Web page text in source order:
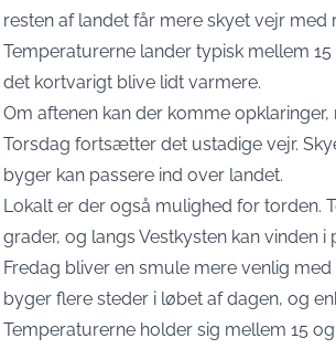
resten af landet får mere skyet vejr med
Temperaturerne lander typisk mellem
det kortvarigt blive lidt varmere.
Om aftenen kan der komme
Torsdag fortsætter det ustadige vejr.
byger kan passere ind over landet.
Lokalt er der også mulighed for torden.
grader, og langs Vestkysten kan vinden
Fredag bliver en smule mere venlig
byger flere steder i løbet af dagen, og
Temperaturerne holder sig mellem 15